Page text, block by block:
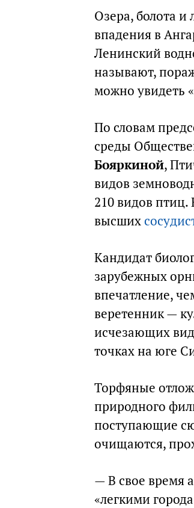
Озера, болота и
впадения в
Ленинский
называют,
можно увидеть
По словам
среды
Бояркиной,
видов
210 видов птиц.
высших
Кандидат
зарубежных
впечатление,
веретенник —
исчезающих
точках на юге
Торфяные
природного
поступающие
очищаются,
— В свое время
«легкими